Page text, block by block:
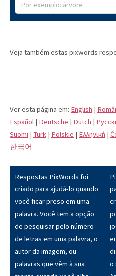
Veja também estas pixwords
Ver esta página em: English |
Español | Deutsche | Dutch |
Suomi | Türk | Polskie | Eλληνική |
한국어
Respostas PixWords foi
criado para ajudá-lo quando
você ficar preso em uma
palavra. Você tem a opção
de pesquisar pelo número
de letras em uma palavra, o
autor da imagem, ou
palavras que vêm à sua
o